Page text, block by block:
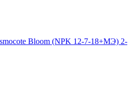
Bloom (NPK 12-7-18+МЭ) 2-